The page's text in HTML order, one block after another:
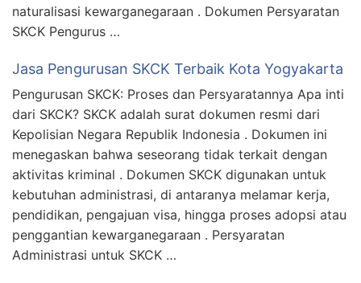
naturalisasi kewarganegaraan . Dokumen Persyaratan
SKCK Pengurus …
Jasa Pengurusan SKCK Terbaik Kota Yogyakarta
Pengurusan SKCK: Proses dan Persyaratannya Apa inti
dari SKCK? SKCK adalah surat dokumen resmi dari
Kepolisian Negara Republik Indonesia . Dokumen ini
menegaskan bahwa seseorang tidak terkait dengan
aktivitas kriminal . Dokumen SKCK digunakan untuk
kebutuhan administrasi, di antaranya melamar kerja,
pendidikan, pengajuan visa, hingga proses adopsi atau
penggantian kewarganegaraan . Persyaratan
Administrasi untuk SKCK …